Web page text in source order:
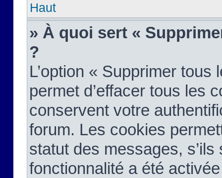
Haut
» À quoi sert «
?
L’option « Supprimer
permet d’effacer tous les
conservent votre
forum. Les cookies
statut des messages,
fonctionnalité a été